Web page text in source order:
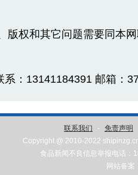
版权和其它问题需要同本
：13141184391 邮箱：
联系我们 - 免责声明
Copyright @ 2010-2022
食品新闻不良信息举报电话：
网站备案